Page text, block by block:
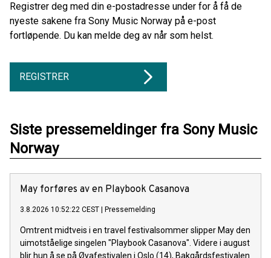
Registrer deg med din e-postadresse under for å få de
nyeste sakene fra Sony Music Norway på e-post
fortløpende. Du kan melde deg av når som helst.
REGISTRER
Siste pressemeldinger fra Sony Music
Norway
May forføres av en Playbook Casanova
3.8.2026 10:52:22 CEST Pressemelding
Omtrent midtveis i en travel festivalsommer slipper May den
uimotståelige singelen "Playbook Casanova". Videre i august
blir hun å se på Øyafestivalen i Oslo (14), Bakgårdsfestivalen